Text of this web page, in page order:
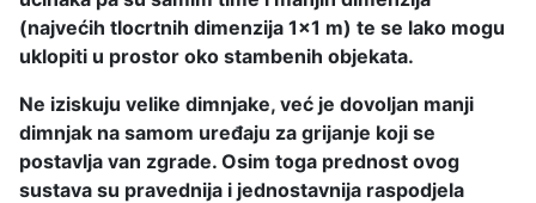
(najvećih tlocrtnih dimenzija 1×1 m) te se lako mogu
uklopiti u prostor oko stambenih objekata.
Ne iziskuju velike dimnjake, već je dovoljan manji
dimnjak na samom uređaju za grijanje koji se
postavlja van zgrade. Osim toga prednost ovog
sustava su pravednija i jednostavnija raspodjela